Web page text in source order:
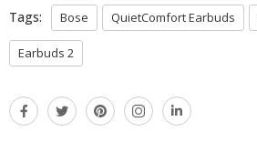
Tags: Bose QuietComfort Earbuds
Earbuds 2